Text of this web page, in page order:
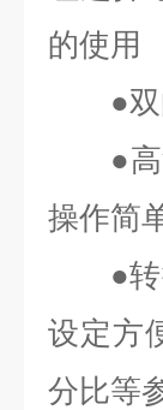
的使用
●双向
●高清
操作简
●转换
设定方
分比等